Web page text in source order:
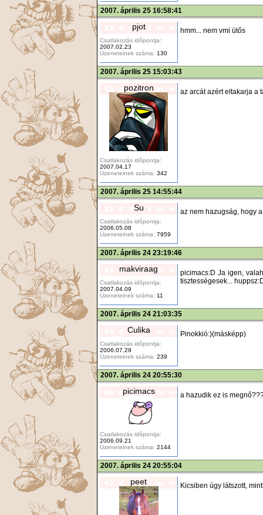
2007. április 25 16:58:41
pjot
Csatlakozás időpontja:
2007.02.23
Üzeneteinek száma: 130
hmm... nem vmi ütős
2007. április 25 15:03:43
pozitron
Csatlakozás időpontja:
2007.04.17
Üzeneteinek száma: 342
az arcát azért eltakarja a
2007. április 25 14:55:44
Su
Csatlakozás időpontja:
2006.05.08
Üzeneteinek száma: 7959
az nem hazugság, hogy
2007. április 24 23:19:46
makviraag
Csatlakozás időpontja:
2007.04.09
Üzeneteinek száma: 11
picimacs:D Ja igen,
tisztességesek...
2007. április 24 21:03:35
Culika
Csatlakozás időpontja:
2006.07.29
Üzeneteinek száma: 239
Pinokkió:)(másképp)
2007. április 24 20:55:30
picimacs
Csatlakozás időpontja:
2006.09.21
Üzeneteinek száma: 2144
a hazudik ez is
2007. április 24 20:55:04
peet Kicsiben úgy látszott,